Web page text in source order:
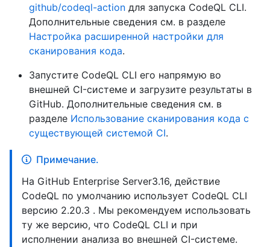
github/codeql-action для запуска CodeQL CLI.
Дополнительные сведения см. в разделе
Настройка расширенной настройки для
сканирования кода.
Запустите CodeQL CLI его напрямую во
внешней CI-системе и загрузите результаты в
GitHub. Дополнительные сведения см. в
разделе Использование сканирования кода с
существующей системой CI.
Примечание.
На GitHub Enterprise Server3.16, действие
CodeQL по умолчанию использует CodeQL CLI
версию 2.20.3 . Мы рекомендуем использовать
ту же версию, что CodeQL CLI и при
исполнении анализа во внешней CI-системе.